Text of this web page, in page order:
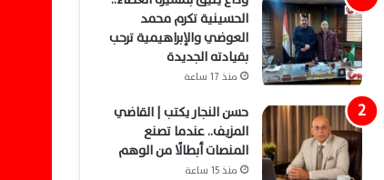
الحسينية تكرم محمد
العوضي والإبراهيمية ترحب
بقيادته الجديدة
منذ 17 ساعة
حسن النجار يكتب | القاضي
المزيف.. عندما تصنع
المنصات أبطالًا من الوهم
منذ 15 ساعة